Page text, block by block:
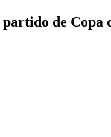
partido de